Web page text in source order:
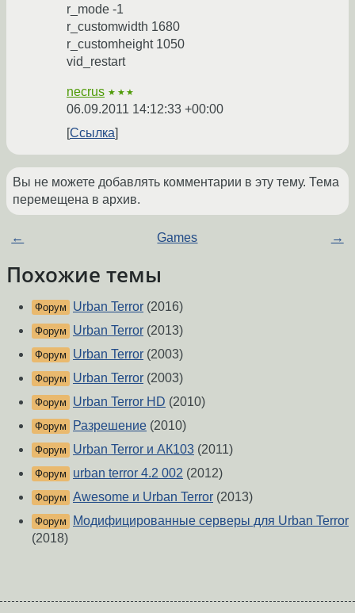
r_mode -1
r_customwidth 1680
r_customheight 1050
vid_restart
necrus ★★★
06.09.2011 14:12:33 +00:00
Ссылка
Вы не можете добавлять комментарии в эту тему. Тема
перемещена в архив.
← Games →
Похожие темы
Форум Urban Terror (2016)
Форум Urban Terror (2013)
Форум Urban Terror (2003)
Форум Urban Terror (2003)
Форум Urban Terror HD (2010)
Форум Разрешение (2010)
Форум Urban Terror и АК103 (2011)
Форум urban terror 4.2 002 (2012)
Форум Awesome и Urban Terror (2013)
Форум
Модифицированные серверы для Urban Terror
(2018)